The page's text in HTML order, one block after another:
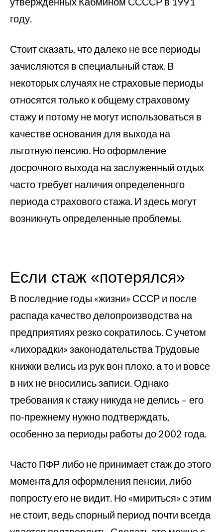
году.
Стоит сказать, что далеко не все периоды
зачисляются в специальный стаж. В
некоторых случаях не страховые периоды
относятся только к общему страховому
стажу и потому не могут использоваться в
качестве основания для выхода на
льготную пенсию. Но оформление
досрочного выхода на заслуженный отдых
часто требует наличия определенного
периода страхового стажа. И здесь могут
возникнуть определенные проблемы.
Если стаж «потерялся»
В последние годы «жизни» СССР и после
распада качество делопроизводства на
предприятиях резко сократилось. С учетом
«лихорадки» законодательства Трудовые
книжки велись из рук вон плохо, а то и вовсе
в них не вносились записи. Однако
требования к стажу никуда не делись – его
по-прежнему нужно подтверждать,
особенно за периоды работы до 2002 года.
Часто ПФР либо не принимает стаж до этого
момента для оформления пенсии, либо
попросту его не видит. Но «мириться» с этим
не стоит, ведь спорный период почти всегда